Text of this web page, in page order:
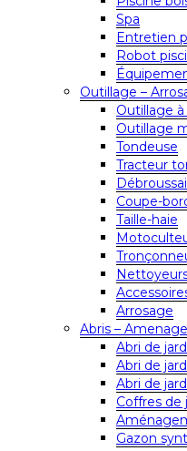
Spa
Entretien
Robot
Outillage –
Outillage
Outillage
Tondeuse
Tracteur
Coupe-
Taille-haie
Arrosage
Abris –
Abri de
Abri de
Abri de
Coffres de
Gazon